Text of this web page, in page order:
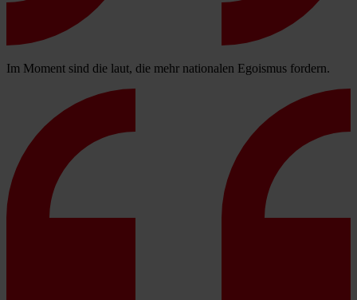
Im Moment sind die laut, die mehr nationalen Egoismus fordern.